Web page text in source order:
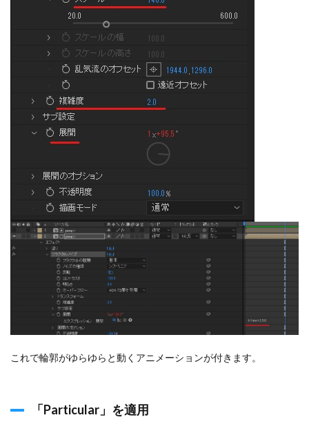
これで輪郭がゆらゆらと動くアニメーションが付きます。
「Particular」を適用